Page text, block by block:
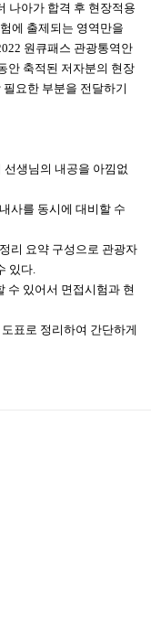
나아가 합격 후 현장적용
에 출제되는 영역만을
원큐패스 관광통역안
안 축적된 저자분의 현장
요한 부분을 전달하기
선생님의 내공을 아낌없
사를 동시에 대비할 수
리 요약 구성으로 관광자
있다.
수 있어서 면접시험과 현
표로 정리하여 간단하게